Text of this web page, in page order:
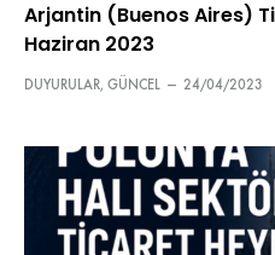
Arjantin (Buenos Aires)
Haziran 2023
DUYURULAR, GÜNCEL — 24/04/2023